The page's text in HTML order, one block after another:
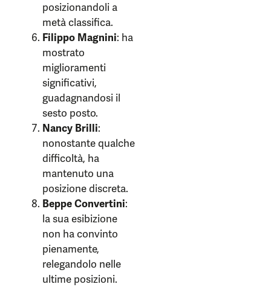
posizionandoli a
metà classifica.
Filippo Magnini: ha
mostrato
miglioramenti
significativi,
guadagnandosi il
sesto posto.
Nancy Brilli:
nonostante qualche
difficoltà, ha
mantenuto una
posizione discreta.
Beppe Convertini:
la sua esibizione
non ha convinto
pienamente,
relegandolo nelle
ultime posizioni.